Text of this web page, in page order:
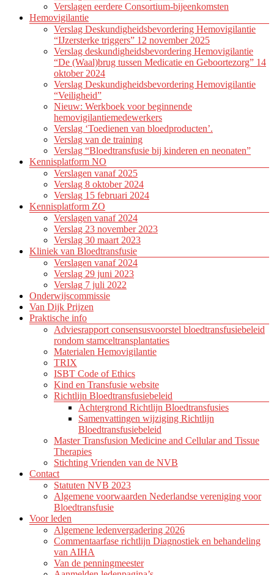
Verslagen eerdere Consortium-bijeenkomsten
Hemovigilantie
Verslag Deskundigheidsbevordering Hemovigilantie
“IJzersterke triggers” 12 november 2025
Verslag deskundigheidsbevordering Hemovigilantie
“De (Waal)brug tussen Medicatie en Geboortezorg” 14
oktober 2024
Verslag Deskundigheidsbevordering Hemovigilantie
“Veiligheid”
Nieuw: Werkboek voor beginnende
hemovigilantiemedewerkers
Verslag ‘Toedienen van bloedproducten’.
Verslag van de training
Verslag “Bloedtransfusie bij kinderen en neonaten”
Kennisplatform NO
Verslagen vanaf 2025
Verslag 8 oktober 2024
Verslag 15 februari 2024
Kennisplatform ZO
Verslagen vanaf 2024
Verslag 23 november 2023
Verslag 30 maart 2023
Kliniek van Bloedtransfusie
Verslagen vanaf 2024
Verslag 29 juni 2023
Verslag 7 juli 2022
Onderwijscommissie
Van Dijk Prijzen
Praktische info
Adviesrapport consensusvoorstel bloedtransfusiebeleid
rondom stamceltransplantaties
Materialen Hemovigilantie
TRIX
ISBT Code of Ethics
Kind en Transfusie website
Richtlijn Bloedtransfusiebeleid
Achtergrond Richtlijn Bloedtransfusies
Samenvattingen wijziging Richtlijn
Bloedtransfusiebeleid
Master Transfusion Medicine and Cellular and Tissue
Therapies
Stichting Vrienden van de NVB
Contact
Statuten NVB 2023
Algemene voorwaarden Nederlandse vereniging voor
Bloedtransfusie
Voor leden
Algemene ledenvergadering 2026
Commentaarfase richtlijn Diagnostiek en behandeling
van AIHA
Van de penningmeester